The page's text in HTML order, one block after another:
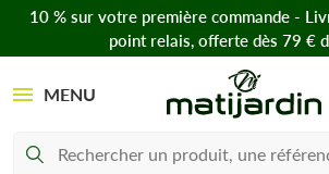
10 % sur votre première commande -
point relais, offerte dès 79 €
MENU